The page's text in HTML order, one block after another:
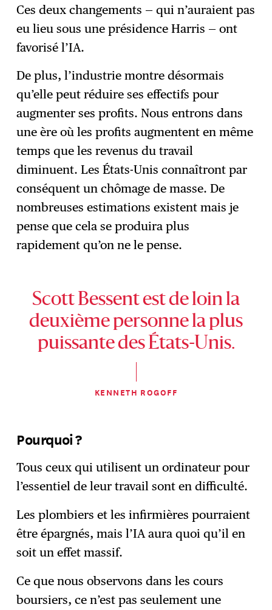
Ces deux changements — qui n’auraient pas
eu lieu sous une présidence Harris — ont
favorisé l’IA.
De plus, l’industrie montre désormais
qu’elle peut réduire ses effectifs pour
augmenter ses profits. Nous entrons dans
une ère où les profits augmentent en même
temps que les revenus du travail
diminuent. Les États-Unis connaîtront par
conséquent un chômage de masse. De
nombreuses estimations existent mais je
pense que cela se produira plus
rapidement qu’on ne le pense.
Scott Bessent est de loin la
deuxième personne la plus
puissante des États-Unis.
KENNETH ROGOFF
Pourquoi ?
Tous ceux qui utilisent un ordinateur pour
l’essentiel de leur travail sont en difficulté.
Les plombiers et les infirmières pourraient
être épargnés, mais l’IA aura quoi qu’il en
soit un effet massif.
Ce que nous observons dans les cours
boursiers, ce n’est pas seulement une